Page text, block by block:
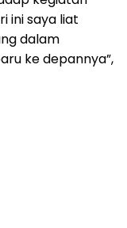
ini saya liat
dalam
ke depannya”,